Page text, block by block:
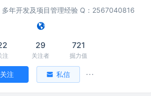
多年开发及项目管理经验 Q：2567040816
注
29
关注者
721
掘力值
关注 私信